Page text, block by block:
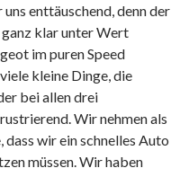
uns enttäuschend, denn der
klar unter Wert
im puren Speed
kleine Dinge, die
bei allen drei
Wir nehmen als
wir ein schnelles Auto
müssen. Wir haben